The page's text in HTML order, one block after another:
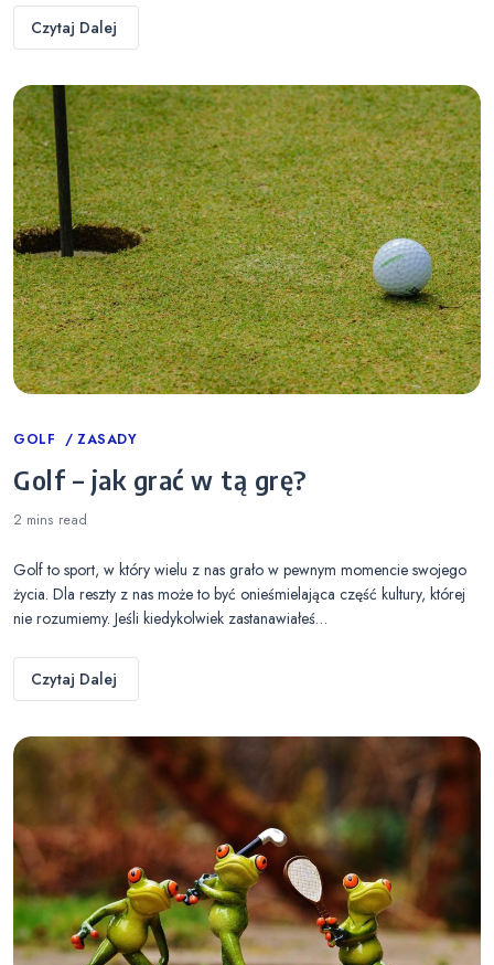
Czytaj Dalej
Categories
GOLF ZASADY
Golf – jak grać w tą grę?
2 mins read
Golf to sport, w który wielu z nas grało w pewnym momencie swojego
życia. Dla reszty z nas może to być onieśmielająca część kultury, której
nie rozumiemy. Jeśli kiedykolwiek zastanawiałeś…
Czytaj Dalej